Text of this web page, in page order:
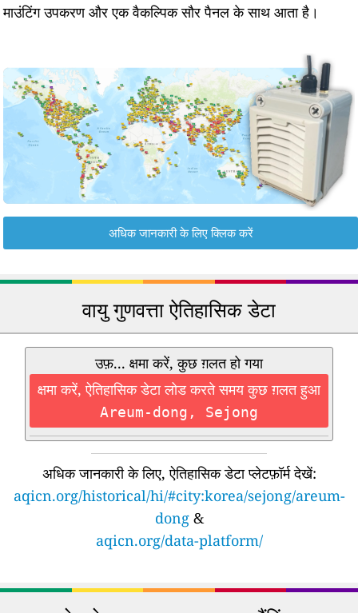
माउंटिंग उपकरण और एक वैकल्पिक सौर पैनल के साथ आता है।
अधिक जानकारी के लिए क्लिक करें
वायु गुणवत्ता ऐतिहासिक डेटा
उफ़... क्षमा करें, कुछ ग़लत हो गया
क्षमा करें, ऐतिहासिक डेटा लोड करते समय कुछ ग़लत हुआ
Areum-dong, Sejong
अधिक जानकारी के लिए, ऐतिहासिक डेटा प्लेटफ़ॉर्म देखें:
aqicn.org/historical/hi/#city:korea/sejong/areum-
dong&
aqicn.org/data-platform/